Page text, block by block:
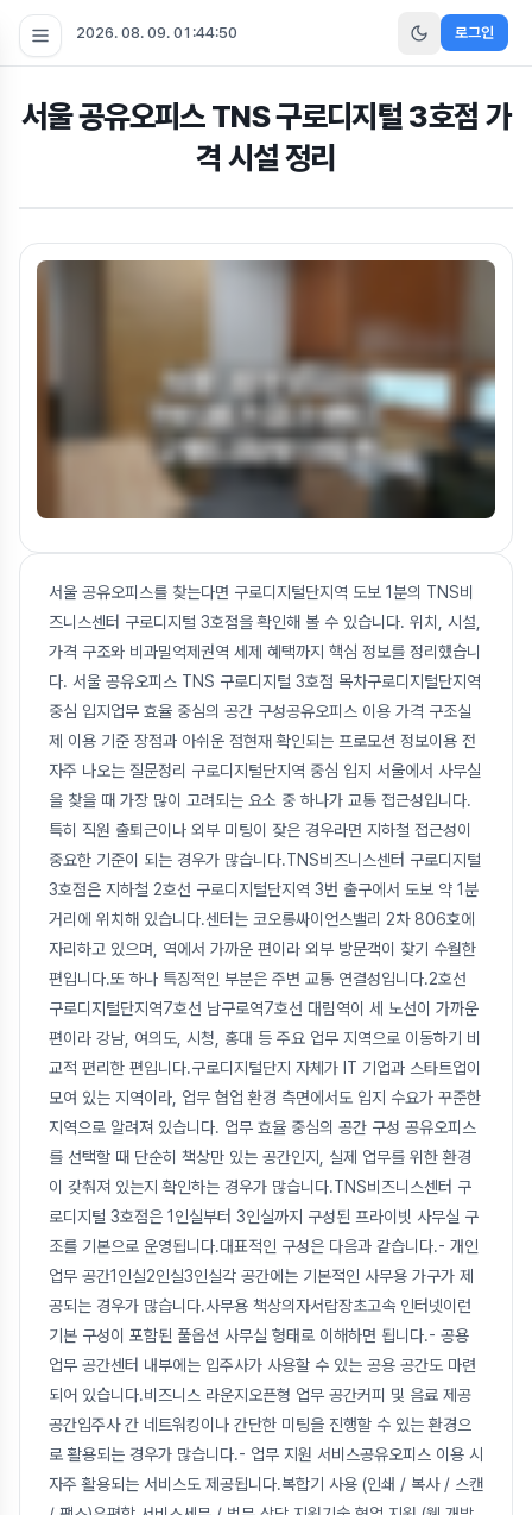
2026. 08. 09. 01:44:52 로그인
서울 공유오피스 TNS 구로디지털 3호점 가
격 시설 정리
서울 공유오피스를 찾는다면 구로디지털단지역 도보 1분의 TNS비
즈니스센터 구로디지털 3호점을 확인해 볼 수 있습니다. 위치, 시설,
가격 구조와 비과밀억제권역 세제 혜택까지 핵심 정보를 정리했습니
다. 서울 공유오피스 TNS 구로디지털 3호점 목차구로디지털단지역
중심 입지업무 효율 중심의 공간 구성공유오피스 이용 가격 구조실
제 이용 기준 장점과 아쉬운 점현재 확인되는 프로모션 정보이용 전
자주 나오는 질문정리 구로디지털단지역 중심 입지 서울에서 사무실
을 찾을 때 가장 많이 고려되는 요소 중 하나가 교통 접근성입니다.
특히 직원 출퇴근이나 외부 미팅이 잦은 경우라면 지하철 접근성이
중요한 기준이 되는 경우가 많습니다.TNS비즈니스센터 구로디지털
3호점은 지하철 2호선 구로디지털단지역 3번 출구에서 도보 약 1분
거리에 위치해 있습니다.센터는 코오롱싸이언스밸리 2차 806호에
자리하고 있으며, 역에서 가까운 편이라 외부 방문객이 찾기 수월한
편입니다.또 하나 특징적인 부분은 주변 교통 연결성입니다.2호선
구로디지털단지역7호선 남구로역7호선 대림역이 세 노선이 가까운
편이라 강남, 여의도, 시청, 홍대 등 주요 업무 지역으로 이동하기 비
교적 편리한 편입니다.구로디지털단지 자체가 IT 기업과 스타트업이
모여 있는 지역이라, 업무 협업 환경 측면에서도 입지 수요가 꾸준한
지역으로 알려져 있습니다. 업무 효율 중심의 공간 구성 공유오피스
를 선택할 때 단순히 책상만 있는 공간인지, 실제 업무를 위한 환경
이 갖춰져 있는지 확인하는 경우가 많습니다.TNS비즈니스센터 구
로디지털 3호점은 1인실부터 3인실까지 구성된 프라이빗 사무실 구
조를 기본으로 운영됩니다.대표적인 구성은 다음과 같습니다.- 개인
업무 공간1인실2인실3인실각 공간에는 기본적인 사무용 가구가 제
공되는 경우가 많습니다.사무용 책상의자서랍장초고속 인터넷이런
기본 구성이 포함된 풀옵션 사무실 형태로 이해하면 됩니다.- 공용
업무 공간센터 내부에는 입주사가 사용할 수 있는 공용 공간도 마련
되어 있습니다.비즈니스 라운지오픈형 업무 공간커피 및 음료 제공
공간입주사 간 네트워킹이나 간단한 미팅을 진행할 수 있는 환경으
로 활용되는 경우가 많습니다.- 업무 지원 서비스공유오피스 이용 시
자주 활용되는 서비스도 제공됩니다.복합기 사용 (인쇄 / 복사 / 스캔